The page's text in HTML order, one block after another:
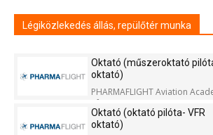
Légiközlekedés állás, repülőtér munka
Oktató (műszeroktató
oktató)
PHARMAFLIGHT Aviation
Kft.
Oktató (oktató pilóta- VFR
oktató)